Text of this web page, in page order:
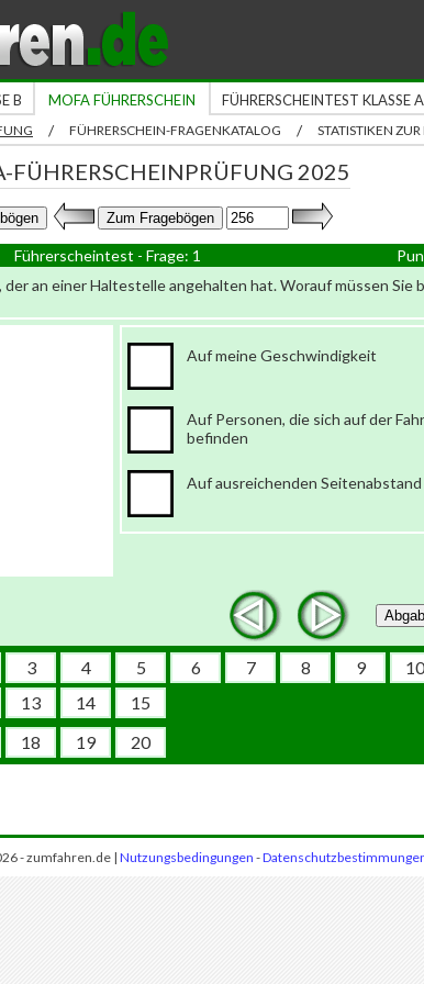
B MOFA FÜHRERSCHEIN FÜHRERSCHEINTEST KLASSE
/ FÜHRERSCHEIN-FRAGENKATALOG / STATISTIKEN
FÜHRERSCHEINPRÜFUNG 2025
Führerscheintest - Frage: 1
der an einer Haltestelle angehalten hat. Worauf müssen Sie
Auf meine Geschwindigkeit
Auf Personen, die sich auf der
befinden
Auf ausreichenden Seitenabstand
3 4 5 6 7 8 9
10
13 14
15
18 19 20
- zumfahren.de | Nutzungsbedingungen -